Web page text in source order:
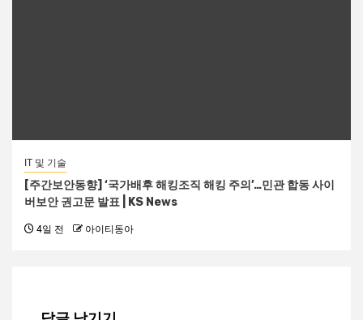
IT 및 기술
[주간보안동향] ‘국가배후 해킹조직 해킹 주의’…민관 합동 사이
버보안 권고문 발표 | KS News
4일 전 아이티동아